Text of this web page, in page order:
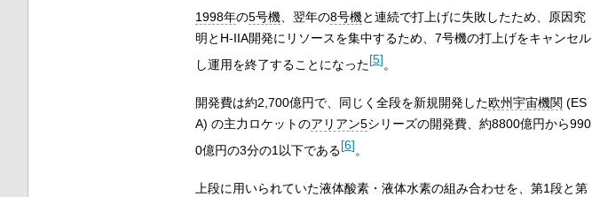
1998年の5号機、翌年の8号機と連続で打上げに失敗したため、原因究
明とH-IIA開発にリソースを集中するため、7号機の打上げをキャンセル
し運用を終了することになった[5]。
開発費は約2,700億円で、同じく全段を新規開発した欧州宇宙機関 (ES
A) の主力ロケットのアリアン5シリーズの開発費、約8800億円から990
0億円の3分の1以下である[6]。
上段に用いられていた液体酸素・液体水素の組み合わせを、第1段と第